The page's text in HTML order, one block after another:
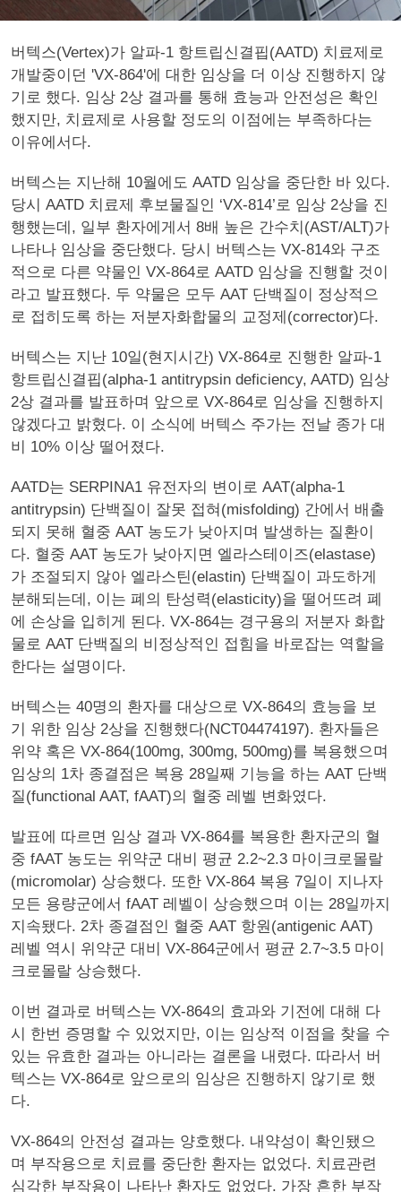
버텍스(Vertex)가 알파-1 항트립신결핍(AATD) 치료제로
개발중이던 'VX-864'에 대한 임상을 더 이상 진행하지 않
기로 했다. 임상 2상 결과를 통해 효능과 안전성은 확인
했지만, 치료제로 사용할 정도의 이점에는 부족하다는
이유에서다.
버텍스는 지난해 10월에도 AATD 임상을 중단한 바 있다.
당시 AATD 치료제 후보물질인 ‘VX-814’로 임상 2상을 진
행했는데, 일부 환자에게서 8배 높은 간수치(AST/ALT)가
나타나 임상을 중단했다. 당시 버텍스는 VX-814와 구조
적으로 다른 약물인 VX-864로 AATD 임상을 진행할 것이
라고 발표했다. 두 약물은 모두 AAT 단백질이 정상적으
로 접히도록 하는 저분자화합물의 교정제(corrector)다.
버텍스는 지난 10일(현지시간) VX-864로 진행한 알파-1
항트립신결핍(alpha-1 antitrypsin deficiency, AATD) 임상
2상 결과를 발표하며 앞으로 VX-864로 임상을 진행하지
않겠다고 밝혔다. 이 소식에 버텍스 주가는 전날 종가 대
비 10% 이상 떨어졌다.
AATD는 SERPINA1 유전자의 변이로 AAT(alpha-1
antitrypsin) 단백질이 잘못 접혀(misfolding) 간에서 배출
되지 못해 혈중 AAT 농도가 낮아지며 발생하는 질환이
다. 혈중 AAT 농도가 낮아지면 엘라스테이즈(elastase)
가 조절되지 않아 엘라스틴(elastin) 단백질이 과도하게
분해되는데, 이는 폐의 탄성력(elasticity)을 떨어뜨려 폐
에 손상을 입히게 된다. VX-864는 경구용의 저분자 화합
물로 AAT 단백질의 비정상적인 접힘을 바로잡는 역할을
한다는 설명이다.
버텍스는 40명의 환자를 대상으로 VX-864의 효능을 보
기 위한 임상 2상을 진행했다(NCT04474197). 환자들은
위약 혹은 VX-864(100mg, 300mg, 500mg)를 복용했으며
임상의 1차 종결점은 복용 28일째 기능을 하는 AAT 단백
질(functional AAT, fAAT)의 혈중 레벨 변화였다.
발표에 따르면 임상 결과 VX-864를 복용한 환자군의 혈
중 fAAT 농도는 위약군 대비 평균 2.2~2.3 마이크로몰랄
(micromolar) 상승했다. 또한 VX-864 복용 7일이 지나자
모든 용량군에서 fAAT 레벨이 상승했으며 이는 28일까지
지속됐다. 2차 종결점인 혈중 AAT 항원(antigenic AAT)
레벨 역시 위약군 대비 VX-864군에서 평균 2.7~3.5 마이
크로몰랄 상승했다.
이번 결과로 버텍스는 VX-864의 효과와 기전에 대해 다
시 한번 증명할 수 있었지만, 이는 임상적 이점을 찾을 수
있는 유효한 결과는 아니라는 결론을 내렸다. 따라서 버
텍스는 VX-864로 앞으로의 임상은 진행하지 않기로 했
다.
VX-864의 안전성 결과는 양호했다. 내약성이 확인됐으
며 부작용으로 치료를 중단한 환자는 없었다. 치료관련
심각한 부작용이 나타난 환자도 없었다. 가장 흔한 부작